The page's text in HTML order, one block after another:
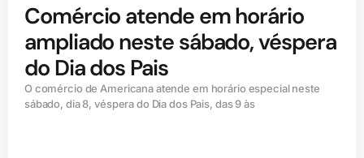
Comércio atende em horário
ampliado neste sábado, véspera
do Dia dos Pais
O comércio de Americana atende em horário especial neste
sábado, dia 8, véspera do Dia dos Pais, das 9 às